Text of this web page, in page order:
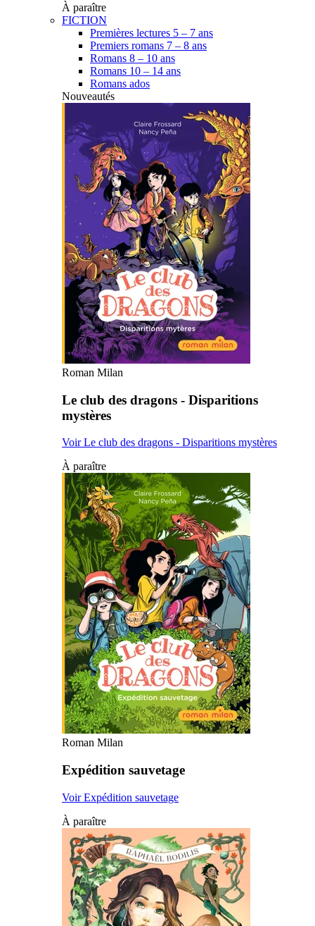
À paraître
FICTION
Premières lectures 5 – 7 ans
Premiers romans 7 – 8 ans
Romans 8 – 10 ans
Romans 10 – 14 ans
Romans ados
Nouveautés
Roman Milan
Le club des dragons - Disparitions
mystères
Voir Le club des dragons - Disparitions mystères
À paraître
Roman Milan
Expédition sauvetage
Voir Expédition sauvetage
À paraître